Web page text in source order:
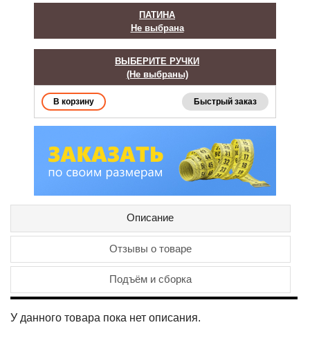
ПАТИНА
Не выбрана
ВЫБЕРИТЕ РУЧКИ
(Не выбраны)
Быстрый заказ
Описание
Отзывы о товаре
Подъём и сборка
У данного товара пока нет описания.